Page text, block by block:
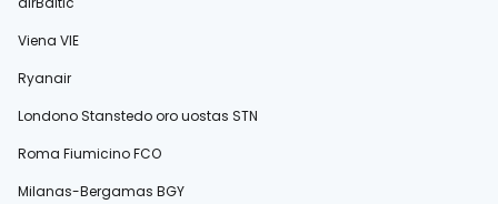
Viena VIE
Ryanair
Londono Stanstedo oro uostas STN
Roma Fiumicino FCO
Milanas-Bergamas BGY